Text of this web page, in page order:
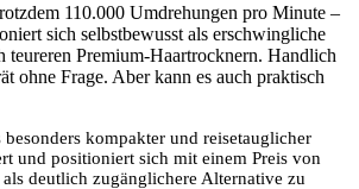
110.000 Umdrehungen pro Minute –
sich selbstbewusst als erschwingliche
teureren Premium-Haartrocknern. Handlich
ohne Frage. Aber kann es auch praktisch
besonders kompakter und reisetauglicher
und positioniert sich mit einem Preis von
deutlich zugänglichere Alternative zu